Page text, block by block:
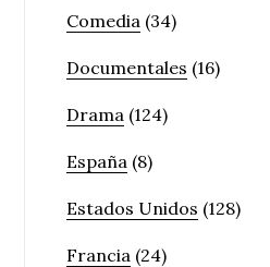
Comedia (34)
Documentales (16)
Drama (124)
España (8)
Estados Unidos (128)
Francia (24)